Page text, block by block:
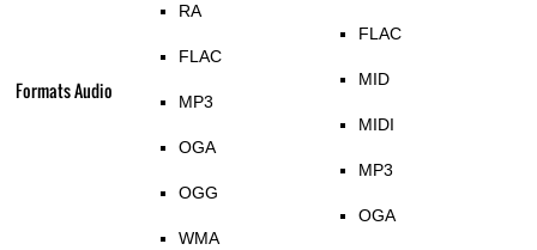
Formats Audio
RA
FLAC
MP3
OGA
OGG
WMA
FLAC
MID
MIDI
MP3
OGA